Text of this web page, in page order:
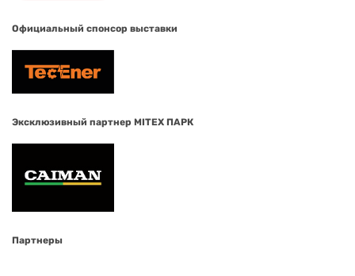
Официальный спонсор выставки
Эксклюзивный партнер MITEX ПАРК
Партнеры